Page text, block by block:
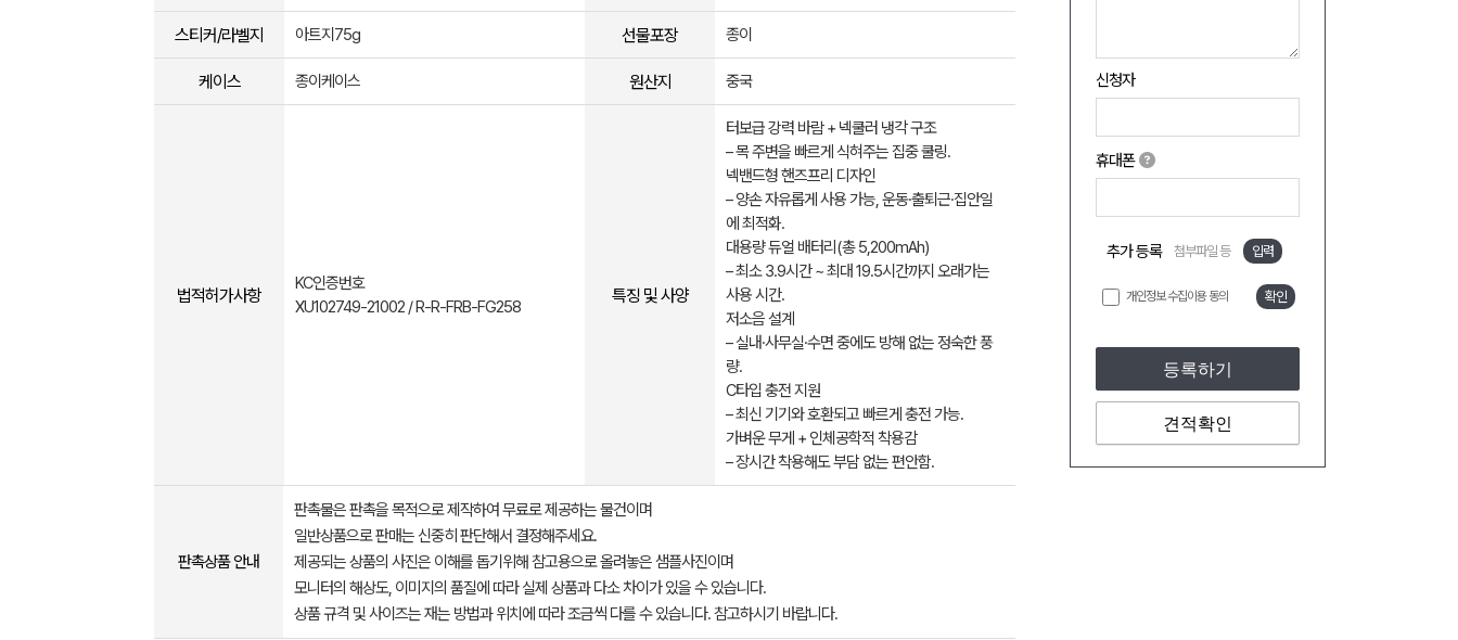
신청자
휴대폰
추가 등록 첨부파일 등 입력
개인정보 수집이용 동의 확인
등록하기
견적확인
스티커/라벨지 아트지75g 선물포장 종이
케이스 종이케이스 원산지 중국
법적허가사항
KC인증번호
XU102749-21002 / R-R-FRB-FG258
특징 및 사양
터보급 강력 바람 + 넥쿨러 냉각 구조
– 목 주변을 빠르게 식혀주는 집중 쿨링.
넥밴드형 핸즈프리 디자인
– 양손 자유롭게 사용 가능, 운동·출퇴근·집안일
에 최적화.
대용량 듀얼 배터리(총 5,200mAh)
– 최소 3.9시간 ~ 최대 19.5시간까지 오래가는
사용 시간.
저소음 설계
– 실내·사무실·수면 중에도 방해 없는 정숙한 풍
량.
C타입 충전 지원
– 최신 기기와 호환되고 빠르게 충전 가능.
가벼운 무게 + 인체공학적 착용감
– 장시간 착용해도 부담 없는 편안함.
판촉상품 안내
판촉물은 판촉을 목적으로 제작하여 무료로 제공하는 물건이며
일반상품으로 판매는 신중히 판단해서 결정해주세요.
제공되는 상품의 사진은 이해를 돕기위해 참고용으로 올려놓은 샘플사진이며
모니터의 해상도, 이미지의 품질에 따라 실제 상품과 다소 차이가 있을 수 있습니다.
상품 규격 및 사이즈는 재는 방법과 위치에 따라 조금씩 다를 수 있습니다. 참고하시기 바랍니다.